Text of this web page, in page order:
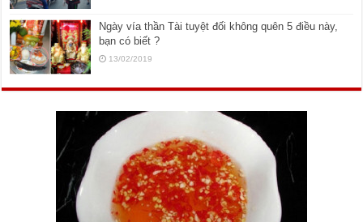
Ngày vía thần Tài tuyệt đối không quên 5 điều này,
bạn có biết ?
13/02/2019